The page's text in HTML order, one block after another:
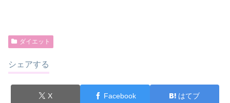
ダイエット
シェアする
X Facebook はてブ